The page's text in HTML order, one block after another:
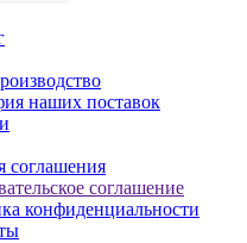
наших поставок
соглашения
соглашение
конфиденциальности